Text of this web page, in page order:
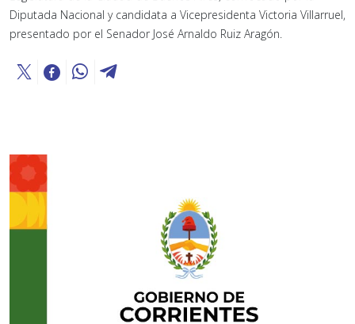
Diputada Nacional y candidata a Vicepresidenta Victoria Villarruel,
presentado por el Senador José Arnaldo Ruiz Aragón.